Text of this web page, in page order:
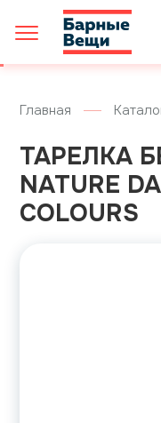
Главная
ТАРЕЛКА
NATURE
COLOURS